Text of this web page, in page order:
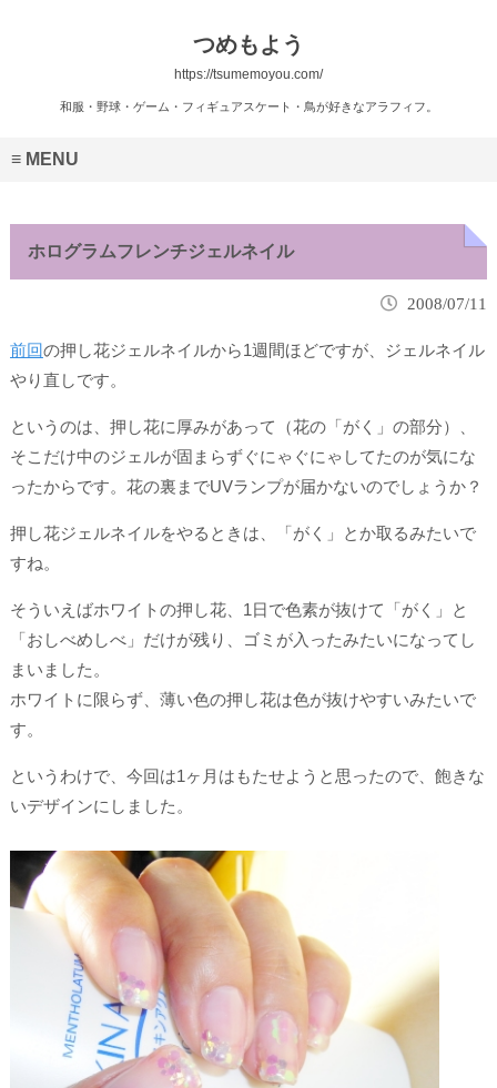
つめもよう
https://tsumemoyou.com/
和服・野球・ゲーム・フィギュアスケート・鳥が好きなアラフィフ。
MENU
ホログラムフレンチジェルネイル
2008/07/11
前回の押し花ジェルネイルから1週間ほどですが、ジェルネイル
やり直しです。
というのは、押し花に厚みがあって（花の「がく」の部分）、
そこだけ中のジェルが固まらずぐにゃぐにゃしてたのが気にな
ったからです。花の裏までUVランプが届かないのでしょうか？
押し花ジェルネイルをやるときは、「がく」とか取るみたいで
すね。
そういえばホワイトの押し花、1日で色素が抜けて「がく」と
「おしべめしべ」だけが残り、ゴミが入ったみたいになってし
まいました。
ホワイトに限らず、薄い色の押し花は色が抜けやすいみたいで
す。
というわけで、今回は1ヶ月はもたせようと思ったので、飽きな
いデザインにしました。